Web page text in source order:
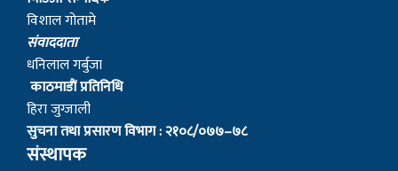
विशाल गोतामे
स‌ंवाददाता
धनिलाल गर्बुजा
काठमाडाैं प्रतिनिधि
हिरा जुग्जाली
सुचना तथा प्रसारण विभाग : २१०८/०७७–७८
संस्थापक